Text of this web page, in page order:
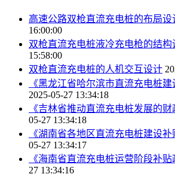
高速公路双枪直流充电桩的布局设
16:00:00
双枪直流充电桩液冷充电枪的结构
15:58:00
双枪直流充电桩的人机交互设计
《黑龙江省哈尔滨市直流充电桩建
2025-05-27 13:34:18
《吉林省推动直流充电桩发展的财
05-27 13:34:18
《湖南省各地区直流充电桩建设补
05-27 13:34:17
《海南省直流充电桩运营阶段补贴
27 13:34:16